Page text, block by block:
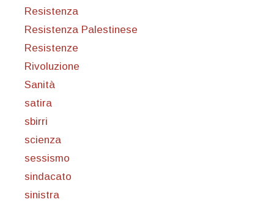
Resistenza
Resistenza Palestinese
Resistenze
Rivoluzione
Sanità
satira
sbirri
scienza
sessismo
sindacato
sinistra